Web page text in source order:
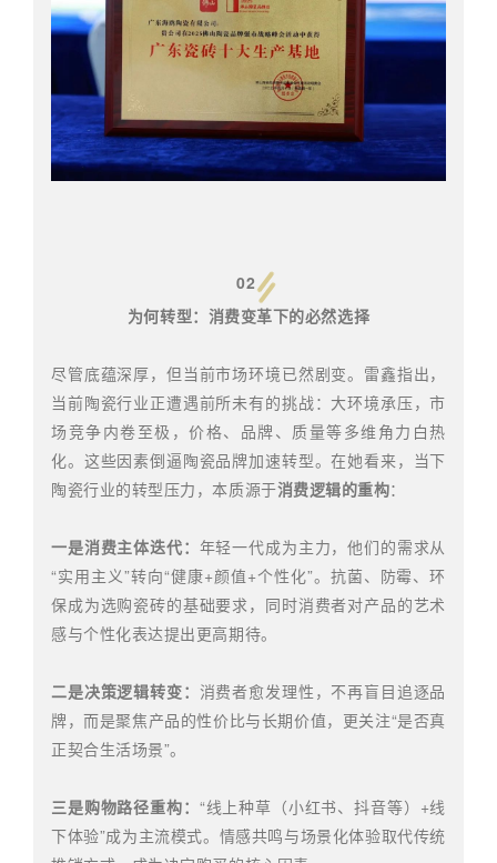
02
为何转型：消费变革下的必然选择
尽管底蕴深厚，但当前市场环境已然剧变。雷鑫指出，
当前陶瓷行业正遭遇前所未有的挑战：大环境承压，市
场竞争内卷至极，价格、品牌、质量等多维角力白热
化。这些因素倒逼陶瓷品牌加速转型。在她看来，当下
陶瓷行业的转型压力，本质源于消费逻辑的重构：
一是消费主体迭代： 年轻一代成为主力，他们的需求从
“实用主义”转向“健康+颜值+个性化”。抗菌、防霉、环
保成为选购瓷砖的基础要求，同时消费者对产品的艺术
感与个性化表达提出更高期待。
二是决策逻辑转变： 消费者愈发理性，不再盲目追逐品
牌，而是聚焦产品的性价比与长期价值，更关注“是否真
正契合生活场景”。
三是购物路径重构： “线上种草（小红书、抖音等）+线
下体验”成为主流模式。情感共鸣与场景化体验取代传统